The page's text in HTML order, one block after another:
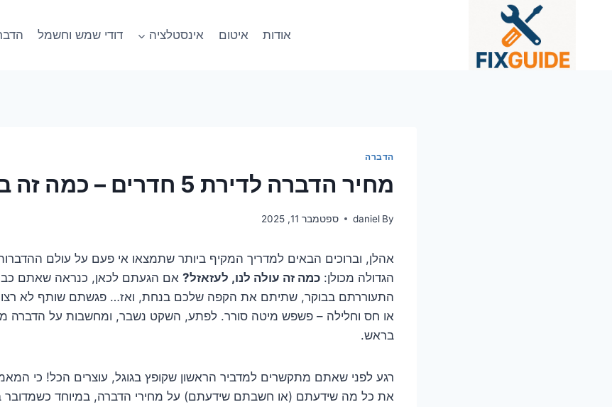
אודות איטום אינסטלציה דודי שמש וחשמל
הדברה
מחיר הדברה לדירת 5 חדרים – כמה זה באמת עולה?
By
daniel ספטמבר 11, 2025
אהלן, וברוכים הבאים למדריך המקיף ביותר שתמצאו אי פעם על עולם
הגדולה מכולן: כמה זה עולה לנו, לעזאזל? אם הגעתם לכאן, כנראה שאתם
התעוררתם בבוקר, שתיתם את הקפה שלכם בנחת, ואז… פגשתם שותף לא רצוי.
או חס וחלילה – פשפש מיטה סורר. לפתע, השקט נשבר, ומחשבות על הדברה
בראש.
רגע לפני שאתם מתקשרים למדביר הראשון שקופץ בגוגל, עוצרים הכל! כי